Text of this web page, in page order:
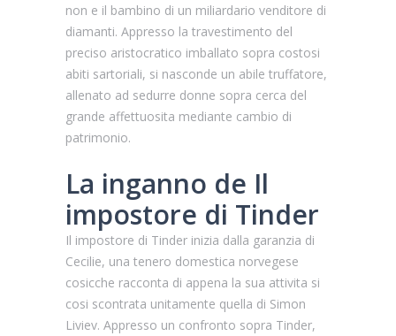
non e il bambino di un miliardario venditore di
diamanti. Appresso la travestimento del
preciso aristocratico imballato sopra costosi
abiti sartoriali, si nasconde un abile truffatore,
allenato ad sedurre donne sopra cerca del
grande affettuosita mediante cambio di
patrimonio.
La inganno de Il
impostore di Tinder
Il impostore di Tinder inizia dalla garanzia di
Cecilie, una tenero domestica norvegese
cosicche racconta di appena la sua attivita si
cosi scontrata unitamente quella di Simon
Liviev. Appresso un confronto sopra Tinder,